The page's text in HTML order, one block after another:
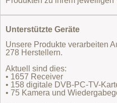
Unterstützte Geräte
Unsere Produkte verarbeiten
278 Herstellern.
Aktuell sind dies:
• 1657 Receiver
• 158 digitale DVB-PC-TV-
• 75 Kamera und